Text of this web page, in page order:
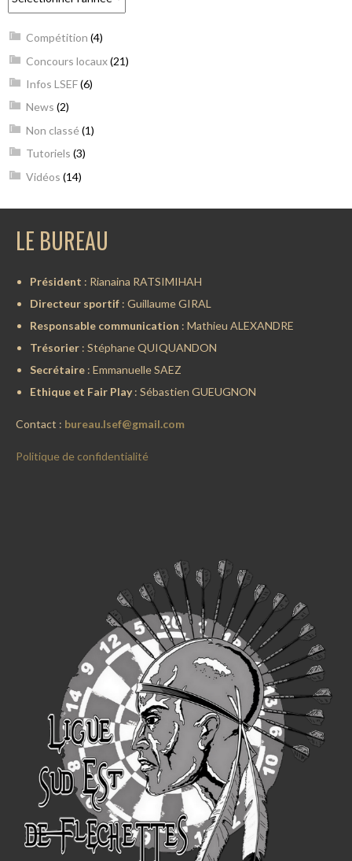
Compétition (4)
Concours locaux(21)
Infos LSEF(6)
News (2)
Non classé (1)
Tutoriels (3)
Vidéos (14)
LE BUREAU
Président : Rianaina RATSIMIHAH
Directeur sportif: Guillaume GIRAL
Responsable communication : Mathieu ALEXANDRE
Trésorier : Stéphane QUIQUANDON
Secrétaire: Emmanuelle SAEZ
Ethique et Fair Play: Sébastien GUEUGNON
Contact : bureau.lsef@gmail.com
Politique de confidentialité